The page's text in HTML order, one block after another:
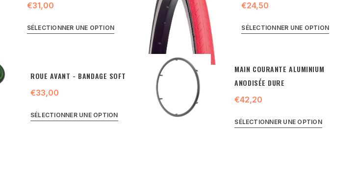
€31,00
SÉLECTIONNER UNE OPTION
ROUE AVANT - BANDAGE SOFT
€33,00
SÉLECTIONNER UNE OPTION
€24,50
SÉLECTIONNER UNE OPTION
MAIN COURANTE ALUMINIUM
ANODISÉE DURE
€42,20
SÉLECTIONNER UNE OPTION